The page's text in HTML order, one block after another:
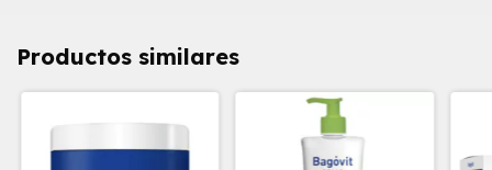
Productos similares